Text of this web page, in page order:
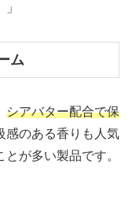
ム
シアバター配合で保
感のある香りも人気
が多い製品です。